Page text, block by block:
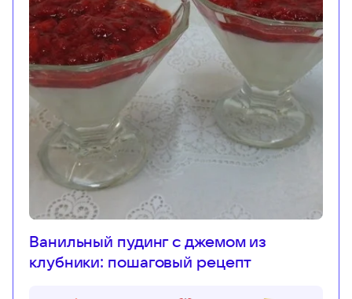
Ванильный пудинг с джемом из
клубники: пошаговый рецепт